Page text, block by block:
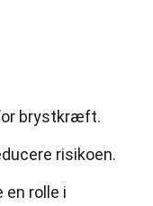
brystkræft.
risikoen.
en rolle i